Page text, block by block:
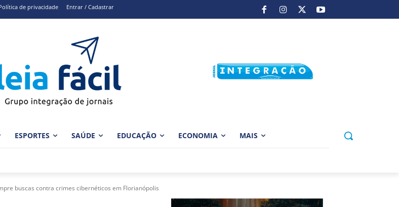
de privacidade Entrar / Cadastrar
ESPORTES SAÚDE EDUCAÇÃO ECONOMIA MAIS
buscas contra crimes cibernéticos em Florianópolis